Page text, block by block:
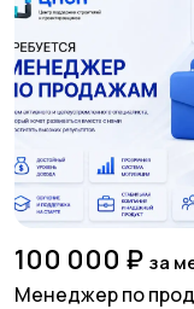
100 000 ₽ за
Менеджер по